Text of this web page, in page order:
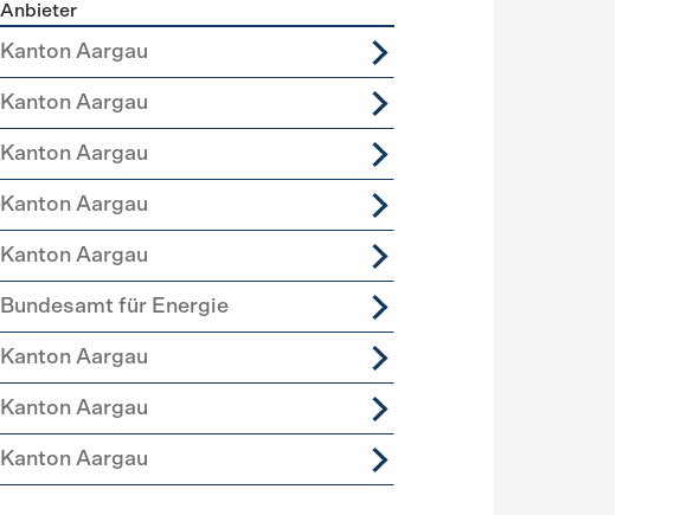
Anbieter
Kanton Aargau
Kanton Aargau
Kanton Aargau
Kanton Aargau
Kanton Aargau
Bundesamt für Energie
Kanton Aargau
Kanton Aargau
Kanton Aargau